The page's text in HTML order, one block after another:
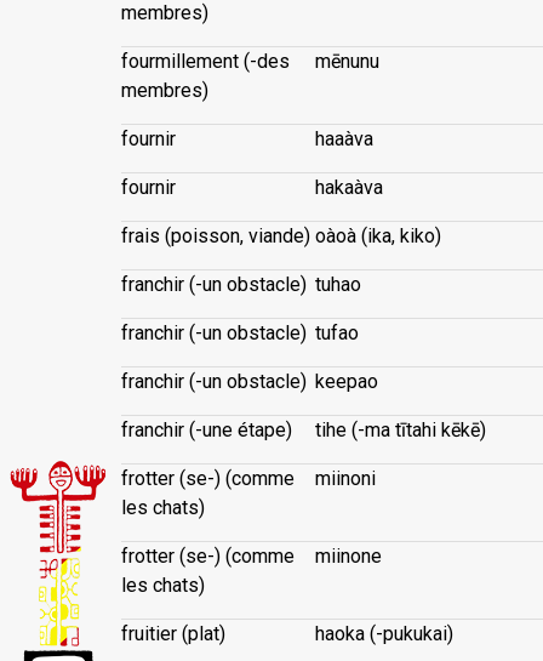
membres)
fourmillement (-des
membres)
mēnunu
fournir haaàva
fournir hakaàva
frais (poisson, viande) oàoà (ika, kiko)
franchir (-un obstacle) tuhao
franchir (-un obstacle) tufao
franchir (-un obstacle) keepao
franchir (-une étape) tihe (-ma tītahi kēkē)
frotter (se-) (comme
les chats)
miinoni
frotter (se-) (comme
les chats)
miinone
fruitier (plat) haoka (-pukukai)